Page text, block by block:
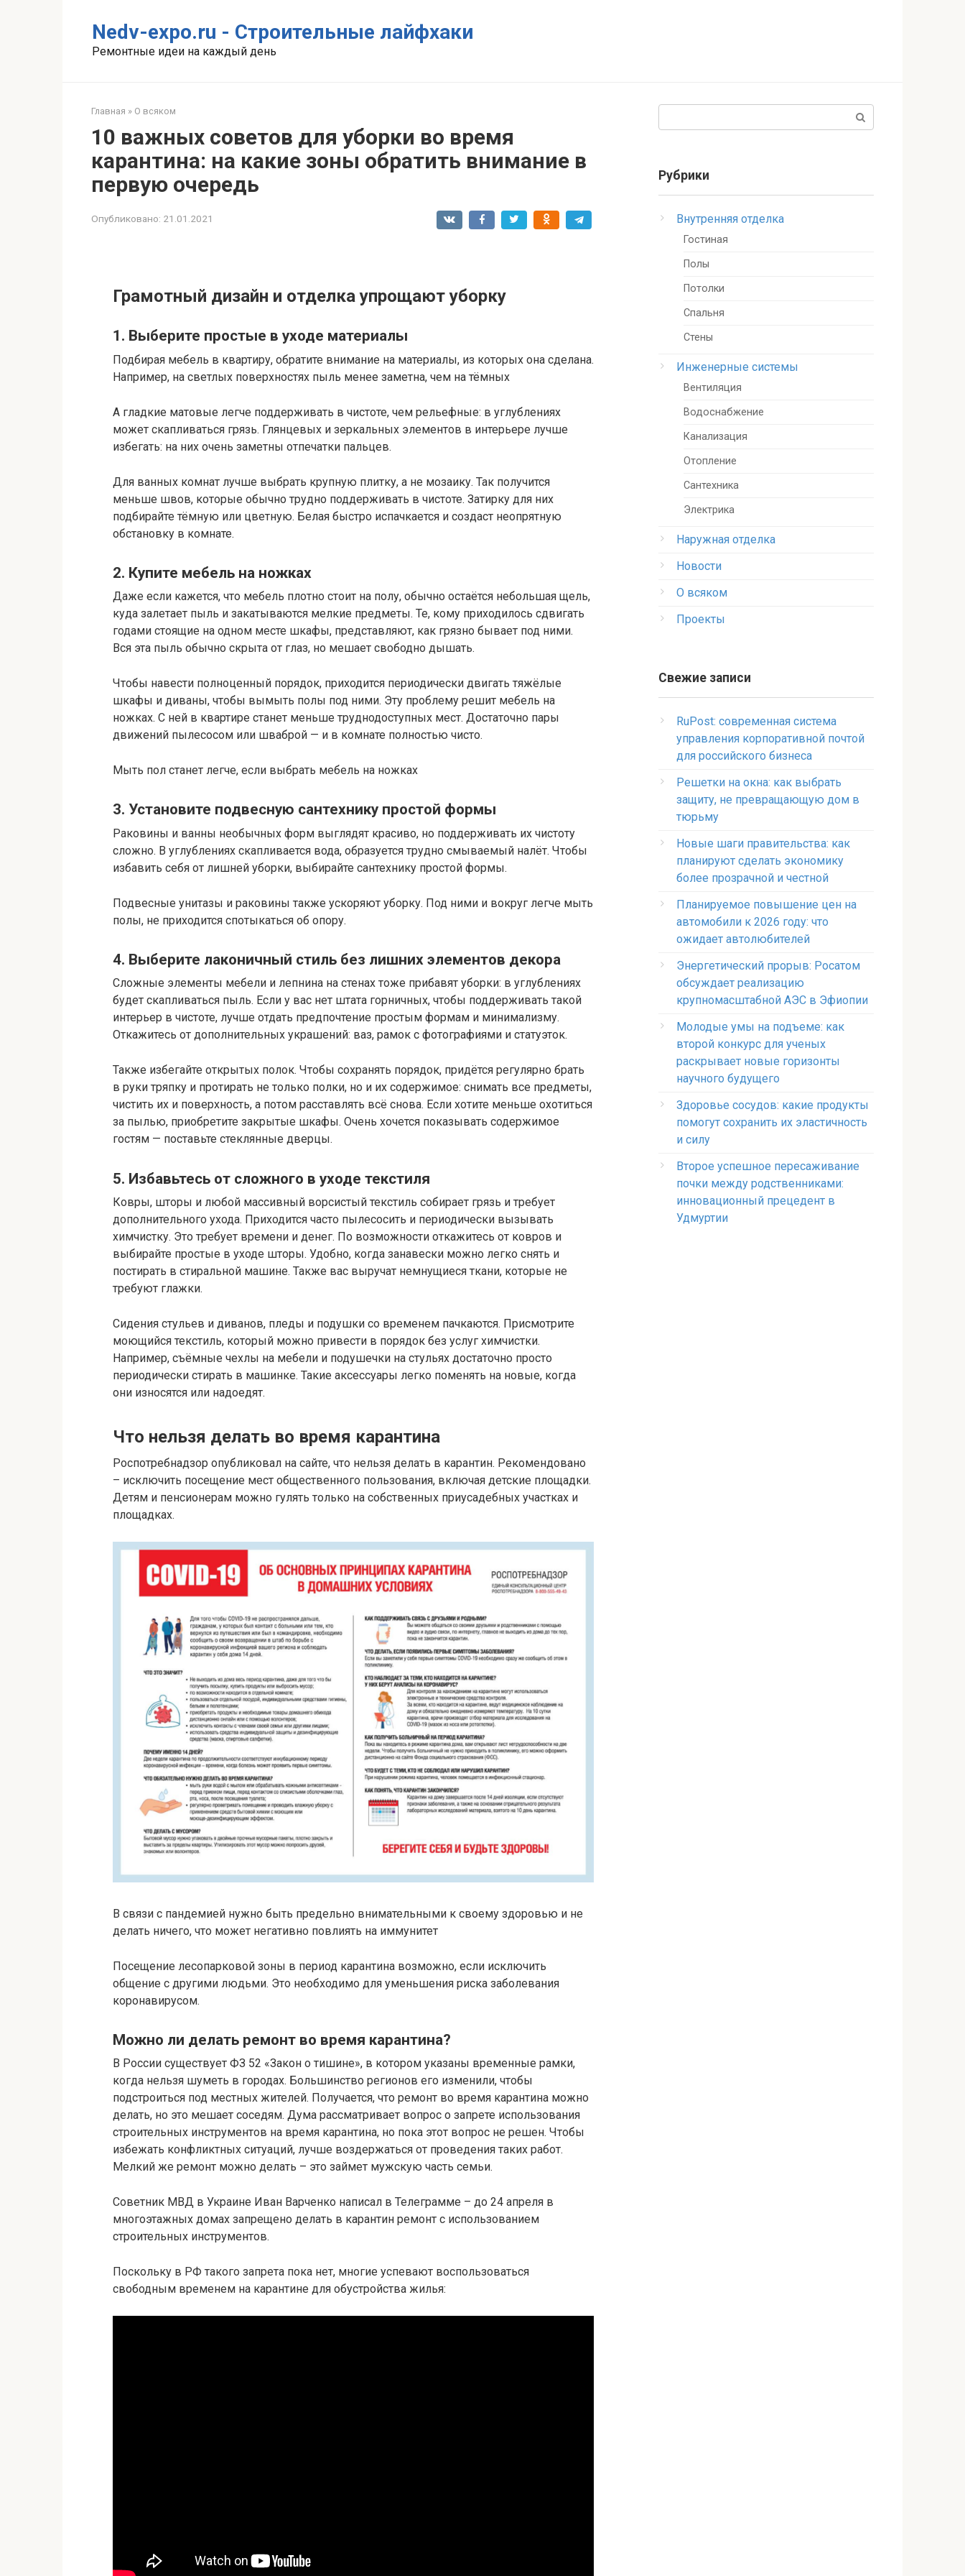
Nedv-expo.ru - Строительные лайфхаки
Ремонтные идеи на каждый день
Главная » О всяком
10 важных советов для уборки во время
карантина: на какие зоны обратить внимание в
первую очередь
Опубликовано: 21.01.2021
Грамотный дизайн и отделка упрощают уборку
1. Выберите простые в уходе материалы
Подбирая мебель в квартиру, обратите внимание на материалы, из которых она сделана.
Например, на светлых поверхностях пыль менее заметна, чем на тёмных
А гладкие матовые легче поддерживать в чистоте, чем рельефные: в углублениях
может скапливаться грязь. Глянцевых и зеркальных элементов в интерьере лучше
избегать: на них очень заметны отпечатки пальцев.
Для ванных комнат лучше выбрать крупную плитку, а не мозаику. Так получится
меньше швов, которые обычно трудно поддерживать в чистоте. Затирку для них
подбирайте тёмную или цветную. Белая быстро испачкается и создаст неопрятную
обстановку в комнате.
2. Купите мебель на ножках
Даже если кажется, что мебель плотно стоит на полу, обычно остаётся небольшая щель,
куда залетает пыль и закатываются мелкие предметы. Те, кому приходилось сдвигать
годами стоящие на одном месте шкафы, представляют, как грязно бывает под ними.
Вся эта пыль обычно скрыта от глаз, но мешает свободно дышать.
Чтобы навести полноценный порядок, приходится периодически двигать тяжёлые
шкафы и диваны, чтобы вымыть полы под ними. Эту проблему решит мебель на
ножках. С ней в квартире станет меньше труднодоступных мест. Достаточно пары
движений пылесосом или шваброй — и в комнате полностью чисто.
Мыть пол станет легче, если выбрать мебель на ножках
3. Установите подвесную сантехнику простой формы
Раковины и ванны необычных форм выглядят красиво, но поддерживать их чистоту
сложно. В углублениях скапливается вода, образуется трудно смываемый налёт. Чтобы
избавить себя от лишней уборки, выбирайте сантехнику простой формы.
Подвесные унитазы и раковины также ускоряют уборку. Под ними и вокруг легче мыть
полы, не приходится спотыкаться об опору.
4. Выберите лаконичный стиль без лишних элементов декора
Сложные элементы мебели и лепнина на стенах тоже прибавят уборки: в углублениях
будет скапливаться пыль. Если у вас нет штата горничных, чтобы поддерживать такой
интерьер в чистоте, лучше отдать предпочтение простым формам и минимализму.
Откажитесь от дополнительных украшений: ваз, рамок с фотографиями и статуэток.
Также избегайте открытых полок. Чтобы сохранять порядок, придётся регулярно брать
в руки тряпку и протирать не только полки, но и их содержимое: снимать все предметы,
чистить их и поверхность, а потом расставлять всё снова. Если хотите меньше охотиться
за пылью, приобретите закрытые шкафы. Очень хочется показывать содержимое
гостям — поставьте стеклянные дверцы.
5. Избавьтесь от сложного в уходе текстиля
Ковры, шторы и любой массивный ворсистый текстиль собирает грязь и требует
дополнительного ухода. Приходится часто пылесосить и периодически вызывать
химчистку. Это требует времени и денег. По возможности откажитесь от ковров и
выбирайте простые в уходе шторы. Удобно, когда занавески можно легко снять и
постирать в стиральной машине. Также вас выручат немнущиеся ткани, которые не
требуют глажки.
Сидения стульев и диванов, пледы и подушки со временем пачкаются. Присмотрите
моющийся текстиль, который можно привести в порядок без услуг химчистки.
Например, съёмные чехлы на мебели и подушечки на стульях достаточно просто
периодически стирать в машинке. Такие аксессуары легко поменять на новые, когда
они износятся или надоедят.
Что нельзя делать во время карантина
Роспотребнадзор опубликовал на сайте, что нельзя делать в карантин. Рекомендовано
– исключить посещение мест общественного пользования, включая детские площадки.
Детям и пенсионерам можно гулять только на собственных приусадебных участках и
площадках.
В связи с пандемией нужно быть предельно внимательными к своему здоровью и не
делать ничего, что может негативно повлиять на иммунитет
Посещение лесопарковой зоны в период карантина возможно, если исключить
общение с другими людьми. Это необходимо для уменьшения риска заболевания
коронавирусом.
Можно ли делать ремонт во время карантина?
В России существует ФЗ 52 «Закон о тишине», в котором указаны временные рамки,
когда нельзя шуметь в городах. Большинство регионов его изменили, чтобы
подстроиться под местных жителей. Получается, что ремонт во время карантина можно
делать, но это мешает соседям. Дума рассматривает вопрос о запрете использования
строительных инструментов на время карантина, но пока этот вопрос не решен. Чтобы
избежать конфликтных ситуаций, лучше воздержаться от проведения таких работ.
Мелкий же ремонт можно делать – это займет мужскую часть семьи.
Советник МВД в Украине Иван Варченко написал в Телеграмме – до 24 апреля в
многоэтажных домах запрещено делать в карантин ремонт с использованием
строительных инструментов.
Поскольку в РФ такого запрета пока нет, многие успевают воспользоваться
свободным временем на карантине для обустройства жилья:
Рубрики
Внутренняя отделка
Гостиная
Полы
Потолки
Спальня
Стены
Инженерные системы
Вентиляция
Водоснабжение
Канализация
Отопление
Сантехника
Электрика
Наружная отделка
Новости
О всяком
Проекты
Свежие записи
RuPost: современная система
управления корпоративной почтой
для российского бизнеса
Решетки на окна: как выбрать
защиту, не превращающую дом в
тюрьму
Новые шаги правительства: как
планируют сделать экономику
более прозрачной и честной
Планируемое повышение цен на
автомобили к 2026 году: что
ожидает автолюбителей
Энергетический прорыв: Росатом
обсуждает реализацию
крупномасштабной АЭС в Эфиопии
Молодые умы на подъеме: как
второй конкурс для ученых
раскрывает новые горизонты
научного будущего
Здоровье сосудов: какие продукты
помогут сохранить их эластичность
и силу
Второе успешное пересаживание
почки между родственниками:
инновационный прецедент в
Удмуртии